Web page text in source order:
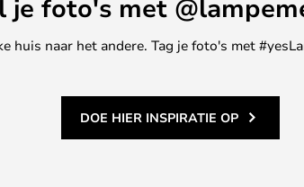
je foto's met
huis naar het andere. Tag je foto's met
DOE HIER INSPIRATIE OP